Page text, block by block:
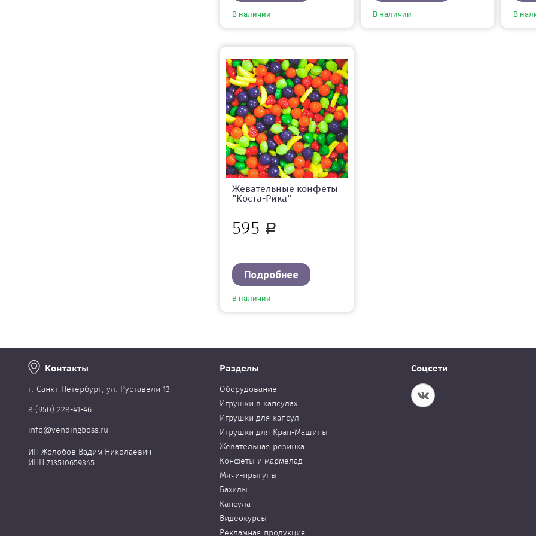
В наличии В наличии В
Жевательные конфеты
"Коста-Рика"
595 Р
Подробнее
В наличии
Контакты
г. Cанкт-Петербург, ул. Руставели 13
8 (950) 228-41-46
info@vendingboss.ru
ИП Жолобов Вадим Николаевич
ИНН 713510659345
Разделы
Оборудование
Игрушки в капсулах
Игрушки для капсул
Игрушки для Кран-Машины
Жевательная резинка
Конфеты и мармелад
Мячи-прыгуны
Бахилы
Капсула
Видеокурсы
Рекламная продукция
Соцсети